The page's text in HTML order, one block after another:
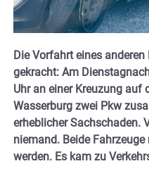
Die Vorfahrt eines anderen
gekracht: Am
Uhr an einer Kreuzung auf
Wasserburg zwei Pkw
erheblicher Sachschaden.
niemand. Beide
werden. Es kam zu